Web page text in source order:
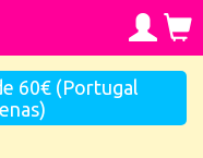
60€ (Portugal